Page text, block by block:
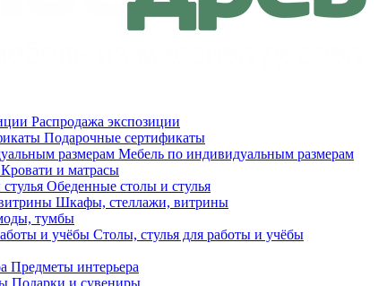
Распродажа экспозиции
Подарочные сертификаты
Мебель по индивидуальным размерам
Кровати и матрасы
Обеденные столы и стулья
Шкафы, стеллажи, витрины
тумбы
Столы, стулья для работы и учёбы
Предметы интерьера
Подарки и сувениры